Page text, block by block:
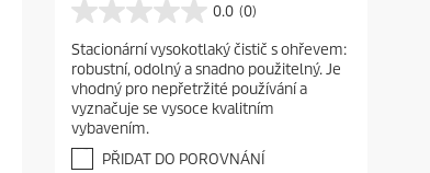
0.0 (0)
0
.
0
z
5
h
v
Stacionární vysokotlaký čistič s ohřevem:
robustní, odolný a snadno použitelný. Je
vhodný pro nepřetržité používání a
vyznačuje se vysoce kvalitním
vybavením.
PŘIDAT DO POROVNÁNÍ